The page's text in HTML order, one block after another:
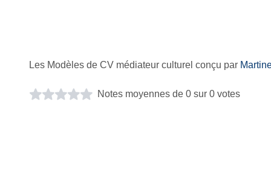
Les Modèles de CV médiateur culturel conçu par
Notes moyennes de 0 sur 0 votes